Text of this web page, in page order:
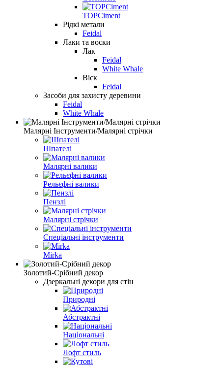
TOPCiment
Рідкі метали
Feidal
Лаки та воски
Лак
Feidal
White Whale
Віск
Feidal
Засоби для захисту деревини
Feidal
White Whale
Малярні Інструменти/Малярні стрічки
Шпателі
Малярні валики
Рельєфні валики
Пензлі
Малярні стрічки
Спеціальні інструменти
Mirka
Золотий-Срібний декор
Дзеркальні декори для стін
Природні
Абстрактні
Національні
Лофт стиль